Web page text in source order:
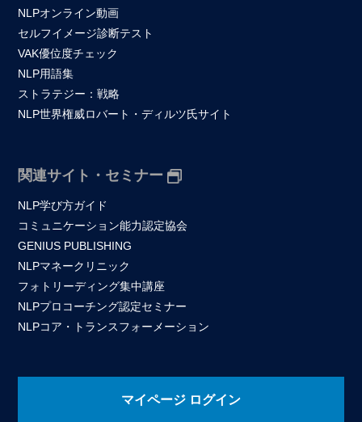
NLPオンライン動画
セルフイメージ診断テスト
VAK優位度チェック
NLP用語集
ストラテジー：戦略
NLP世界権威ロバート・ディルツ氏サイト
関連サイト・セミナー
NLP学び方ガイド
コミュニケーション能力認定協会
GENIUS PUBLISHING
NLPマネークリニック
フォトリーディング集中講座
NLPプロコーチング認定セミナー
NLPコア・トランスフォーメーション
マイページ ログイン